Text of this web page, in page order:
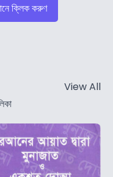
ক্লিক করুণ
View All